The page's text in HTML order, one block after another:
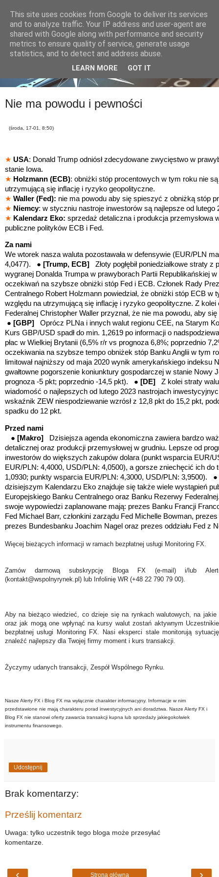
Nie ma powodu i pewności
(środa, 17-01, 8:50)
★ USA: Donald Trump odniósł zdecydowane zwycięstwo w
stanie Iowa.
★ Holzmann (ECB): obniżki stóp procentowych w tym roku nie
utrzymującą się inflację i ryzyko geopolityczne.
★ Waller (Fed): nie ma powodu aby się spieszyć z obniżką stóp
★ Niemcy: w styczniu nastroje inwestorów są najlepsze od lutego
★ Kalendarz Eko: sprzedaż detaliczna i produkcja przemysłowa
publiczne polityków ECB i Fed.
Za nami
We wtorek nasza waluta pozostawała w defensywie (EUR/PLN
4,0477). ● [Trump, ECB] Złoty pogłębił poniedziałkowe straty
wygranej Donalda Trumpa w prawyborach Partii Republikańskiej
oczekiwań na szybsze obniżki stóp Fed i ECB. Członek Rady
Centralnego Robert Holzmann powiedział, że obniżki stóp ECB w
względu na utrzymującą się inflację i ryzyko geopolityczne. Z kolei
Federalnej Christopher Waller przyznał, że nie ma powodu, aby
● [GBP] Oprócz PLNa i innych walut regionu CEE, na Starym
Kurs GBP/USD spadł do min. 1,2619 po informacji o
płac w Wielkiej Brytanii (6,5% r/r vs prognoza 6,8%; poprzednio
oczekiwania na szybsze tempo obniżek stóp Banku Anglii w tym
limitował najniższy od maja 2020 wynik amerykańskiego indeksu
gwałtowne pogorszenie koniunktury gospodarczej w stanie Nowy
prognoza -5 pkt; poprzednio -14,5 pkt). ● [DE] Z kolei straty
wiadomość o najlepszych od lutego 2023 nastrojach
wskaźnik ZEW niespodziewanie wzrósł z 12,8 pkt do 15,2 pkt,
spadku do 12 pkt.
Przed nami
● [Makro]
Dzisiejsza agenda ekonomiczna zawiera bardzo
detalicznej oraz produkcji przemysłowej w grudniu. Lepsze od
inwestorów do większych zakupów dolara (punkt wsparcia EUR/
EUR/PLN: 4,4000, USD/PLN: 4,0500), a gorsze zniechęcić ich do
1,0930; punkty wsparcia EUR/PLN: 4,3000, USD/PLN: 3,9500). ●
dzisiejszym Kalendarzu Eko znajduje się także wiele wystąpień
Europejskiego Banku Centralnego oraz Banku Rezerwy
swoje wypowiedzi zaplanowane mają: prezes Banku Francji
Fed Michael Barr, członkini zarządu Fed Michelle Bowman,
prezes Bundesbanku Joachim Nagel oraz prezes oddziału Fed z
Więcej bieżących informacji w ramach bezpłatnej usługi Monitoring FX.
Zamów darmową subskrypcję Bloga FX (e-mail) i/lub
(kontakt@wspolnyrynek.pl) lub Infolinię WR (+48 22 790 79 00).
Aby na bieżąco wiedzieć, co dzieje się na rynkach walutowych, na
oraz jak mogą one wpłynąć na kursy walut zostań aktywnym
bezpłatnej usługi Monitoring FX. Nasi eksperci stale monitorują
znaleźć najlepszy dla Twojej firmy moment i kurs transakcji.
Życzymy udanych transakcji, Zespół Wspólnego Rynku.
Nasze Alerty FX i Blog FX ma wyłącznie charakter informacyjny. Informacje w nim
przedstawione nie mają charakteru porad inwestycyjnych ani doradztwa. Nasze Alerty FX i
Blog FX nie stanowi oferty zawarcia transakcji kupna lub sprzedaży jakiegokolwiek
instrumentu finansowego.
Udostępnij
Brak komentarzy:
Prześlij komentarz
Uwaga: tylko uczestnik tego bloga może przesyłać
komentarze.
Strona główna
This site uses cookies from Google to deliver its services
and to analyze traffic. Your IP address and user-agent are
shared with Google along with performance and security
metrics to ensure quality of service, generate usage
statistics, and to detect and address abuse.
LEARN MORE GOT IT